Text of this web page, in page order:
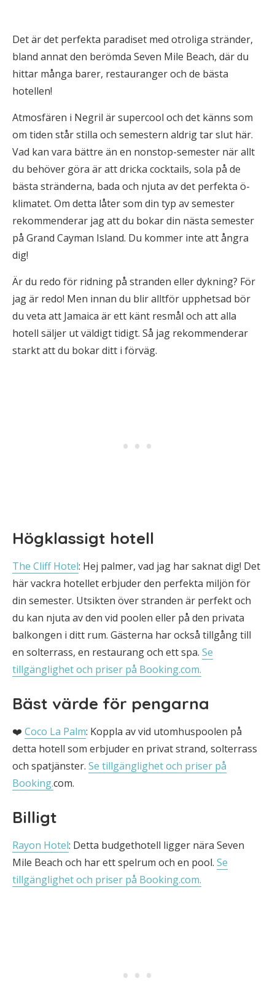
Det är det perfekta paradiset med otroliga stränder,
bland annat den berömda Seven Mile Beach, där du
hittar många barer, restauranger och de bästa
hotellen!
Atmosfären i Negril är supercool och det känns som
om tiden står stilla och semestern aldrig tar slut här.
Vad kan vara bättre än en nonstop-semester när allt
du behöver göra är att dricka cocktails, sola på de
bästa stränderna, bada och njuta av det perfekta ö-
klimatet. Om detta låter som din typ av semester
rekommenderar jag att du bokar din nästa semester
på Grand Cayman Island. Du kommer inte att ångra
dig!
Är du redo för ridning på stranden eller dykning? För
jag är redo! Men innan du blir alltför upphetsad bör
du veta att Jamaica är ett känt resmål och att alla
hotell säljer ut väldigt tidigt. Så jag rekommenderar
starkt att du bokar ditt i förväg.
Högklassigt hotell
The Cliff Hotel: Hej palmer, vad jag har saknat dig! Det
här vackra hotellet erbjuder den perfekta miljön för
din semester. Utsikten över stranden är perfekt och
du kan njuta av den vid poolen eller på den privata
balkongen i ditt rum. Gästerna har också tillgång till
en solterrass, en restaurang och ett spa. Se
tillgänglighet och priser på Booking.com.
Bäst värde för pengarna
❤️ Coco La Palm: Koppla av vid utomhuspoolen på
detta hotell som erbjuder en privat strand, solterrass
och spatjänster. Se tillgänglighet och priser på
Booking.com.
Billigt
Rayon Hotel: Detta budgethotell ligger nära Seven
Mile Beach och har ett spelrum och en pool. Se
tillgänglighet och priser på Booking.com.